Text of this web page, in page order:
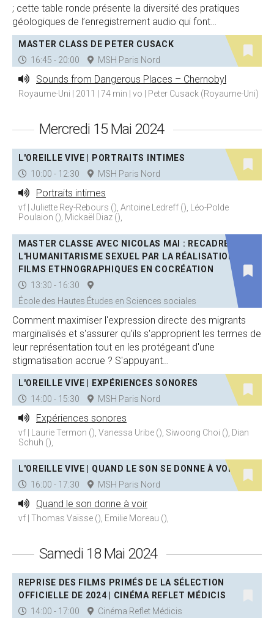
; cette table ronde présente la diversité des pratiques
géologiques de l’enregistrement audio qui font…
MASTER CLASS DE PETER CUSACK
16:45 - 20:00
MSH Paris Nord
Sounds from Dangerous Places – Chernobyl
Royaume-Uni | 2011 | 74 min | vo | Peter Cusack (Royaume-Uni)
Mercredi 15 Mai 2024
L'OREILLE VIVE | PORTRAITS INTIMES
10:00 - 12:30
MSH Paris Nord
Portraits intimes
vf | Juliette Rey-Rebours (), Antoine Ledreff (), Léo-Polde
Poulaion (), Mickaël Diaz (),
MASTER CLASSE AVEC NICOLAS MAI : RECADRER
L'HUMANITARISME SEXUEL PAR LA RÉALISATION DE
FILMS ETHNOGRAPHIQUES EN COCRÉATION
13:30 - 16:30
École des Hautes Études en Sciences sociales
Comment maximiser l'expression directe des migrants
marginalisés et s'assurer qu'ils s'approprient les termes de
leur représentation tout en les protégeant d'une
stigmatisation accrue ? S'appuyant…
L'OREILLE VIVE | EXPÉRIENCES SONORES
14:00 - 15:30
MSH Paris Nord
Expériences sonores
vf | Laurie Termon (), Vanessa Uribe (), Siwoong Choi (), Dian
Schuh (),
L'OREILLE VIVE | QUAND LE SON SE DONNE À VOIR
16:00 - 17:30
MSH Paris Nord
Quand le son donne à voir
vf | Thomas Vaïsse (), Emilie Moreau (),
Samedi 18 Mai 2024
REPRISE DES FILMS PRIMÉS DE LA SÉLECTION
OFFICIELLE DE 2024 | CINÉMA REFLET MÉDICIS
14:00 - 17:00
Cinéma Reflet Médicis